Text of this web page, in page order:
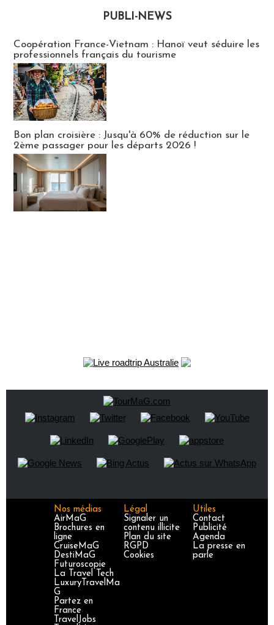
PUBLI-NEWS
Coopération France-Vietnam : Hanoï veut séduire les
professionnels français du tourisme
Bon plan croisière : Jusqu'à 60% de réduction sur le
2ème passager pour les départs 2026 !
Nos médias
AirMaG
Brochures en
ligne
CruiseMaG
DestiMaG
Futuroscopie
La Travel Tech
LuxuryTravelMa
G
Partez en
France
TravelJobs
Légal
Signaler un
contenu illicite
Plan du site
RGPD
Cookies
Utiles
Contact
Publicité
Agenda
La presse en
parle